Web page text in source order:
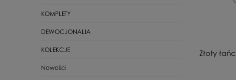
KOMPLETY
DEWOCJONALIA
KOLEKCJE
Nowości
Złoty